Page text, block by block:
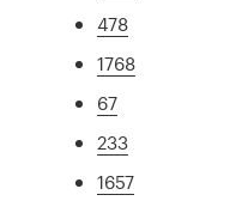
478
1768
67
233
1657